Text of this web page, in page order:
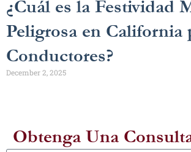
¿Cuál es la Festividad
Peligrosa en California
Conductores?
December 2, 2025
Obtenga Una